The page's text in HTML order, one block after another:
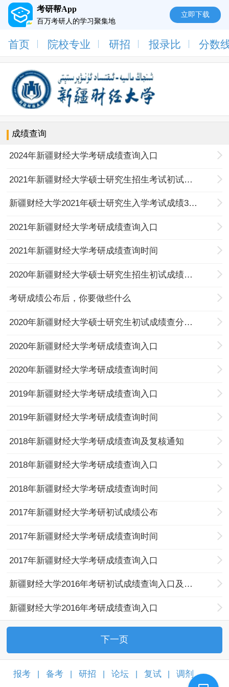
考研帮App
百万考研人的学习聚集地
立即下载
首页 院校专业 研招 报录比 分数
成绩查询
2024年新疆财经大学考研成绩查询入口
2021年新疆财经大学硕士研究生招生考试初试成绩复核结果公示
新疆财经大学2021年硕士研究生入学考试成绩3月1日公布
2021年新疆财经大学考研成绩查询入口
2021年新疆财经大学考研成绩查询时间
2020年新疆财经大学硕士研究生招生初试成绩复核结果
考研成绩公布后，你要做些什么
2020年新疆财经大学硕士研究生初试成绩查分申请的通知
2020年新疆财经大学考研成绩查询入口
2020年新疆财经大学考研成绩查询时间
2019年新疆财经大学考研成绩查询入口
2019年新疆财经大学考研成绩查询时间
2018年新疆财经大学考研成绩查询及复核通知
2018年新疆财经大学考研成绩查询入口
2018年新疆财经大学考研成绩查询时间
2017年新疆财经大学考研初试成绩公布
2017年新疆财经大学考研成绩查询时间
2017年新疆财经大学考研成绩查询入口
新疆财经大学2016年考研初试成绩查询入口及历年分数线
新疆财经大学2016年考研成绩查询入口
下一页
报考 备考 研招 论坛 复试 调剂